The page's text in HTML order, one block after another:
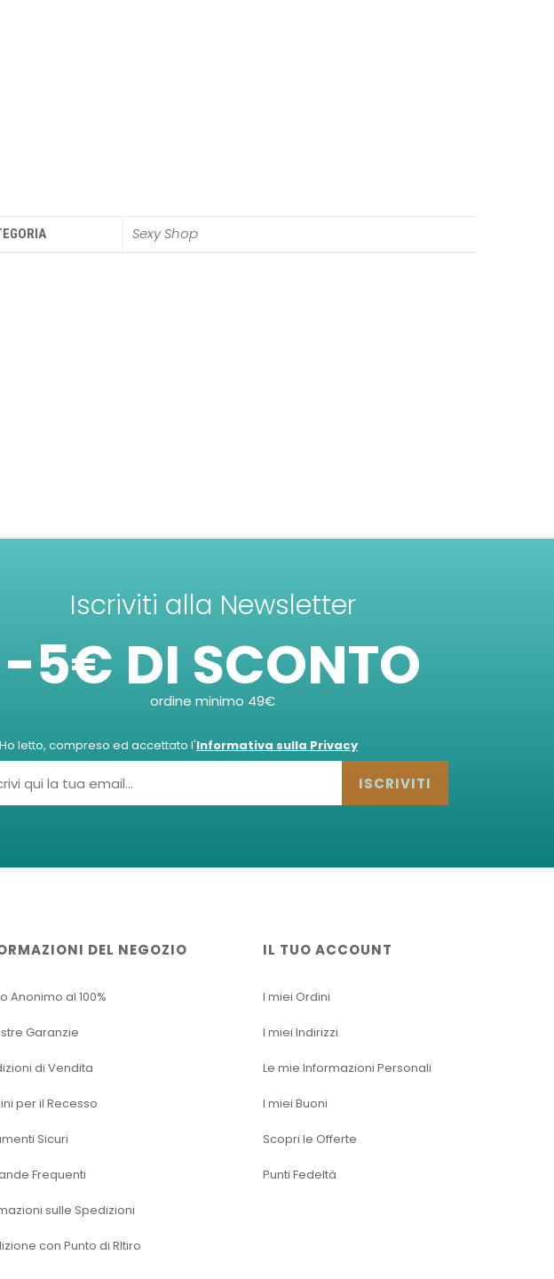
Sexy Shop
Iscriviti alla Newsletter
-5€ DI SCONTO
ordine minimo 49€
Ho letto, compreso ed accettato l'Informativa sulla Privacy
ISCRIVITI
DEL NEGOZIO
Anonimo al 100%
Garanzie
di Vendita
per il Recesso
Sicuri
Frequenti
sulle Spedizioni
con Punto di RItiro
IL TUO ACCOUNT
I miei Ordini
I miei Indirizzi
Le mie Informazioni Personali
I miei Buoni
Scopri le Offerte
Punti Fedeltà